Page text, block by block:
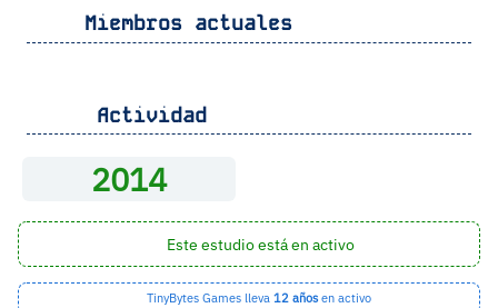
Miembros actuales
Actividad
2014
Este estudio está en activo
TinyBytes Games lleva 12 añosen activo